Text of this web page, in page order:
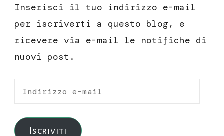
Inserisci il tuo indirizzo e-mail
per iscriverti a questo blog, e
ricevere via e-mail le notifiche di
nuovi post.
Indirizzo
mail
Iscriviti